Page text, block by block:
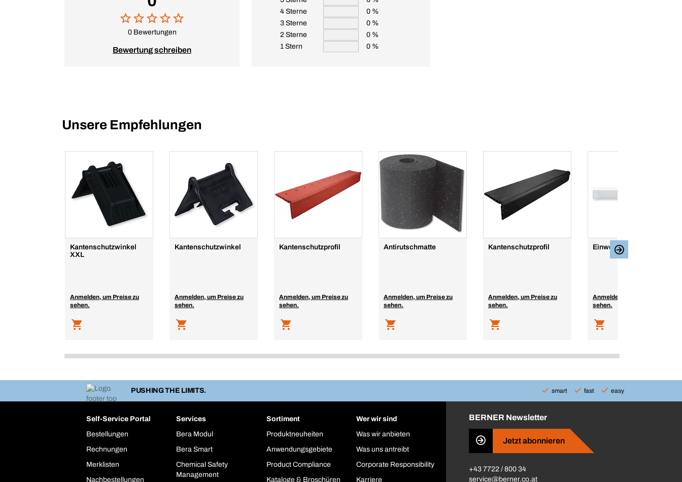
0 Bewertungen
Bewertung schreiben
4 Sterne
0 %
3 Sterne
0 %
2 Sterne
0 %
1 Stern
0 %
Unsere Empfehlungen
Kantenschutzwinkel
XXL
Anmelden, um Preise zu
sehen.
Kantenschutzwinkel
Anmelden, um Preise zu
sehen.
Kantenschutzprofil
Anmelden, um Preise zu
sehen.
Antirutschmatte
Anmelden, um Preise zu
sehen.
Kantenschutzprofil
Anmelden, um Preise zu
sehen.
Einweg-Rundschlinge
Anmelden, um Preise zu
sehen.
PUSHING THE LIMITS. smart fast easy
Self-Service Portal
Bestellungen
Rechnungen
Merklisten
Nachbestellungen
Services
Bera Modul
Bera Smart
Chemical Safety
Management
Sortiment
Produktneuheiten
Anwendungsgebiete
Product Compliance
Kataloge & Broschüren
Wer wir sind
Was wir anbieten
Was uns antreibt
Corporate Responsibility
Karriere
BERNER Newsletter
Jetzt abonnieren
+43 7722 / 800 34
service@berner.co.at